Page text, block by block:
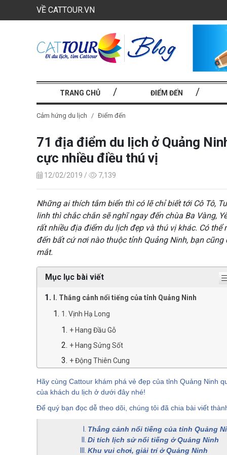
VỀ CATTOUR.VN
TRANG CHỦ ĐIỂM ĐẾN
Cảm hứng du lịch Điểm đến
71 địa điểm du lịch ở Quảng
cực nhiều điều thú vị
12/02/2019 / 7,139
Những ai thích tắm biển thì có lẽ chỉ biết tới Cô Tô,
linh thì chắc chắn sẽ nghĩ ngay đến chùa Ba Vàng,
rất nhiều địa điểm du lịch đẹp và thú vị khác. Có
đến bất cứ nơi nào thuộc tỉnh Quảng Ninh, bạn
mắt.
Mục lục bài viết
I. Thắng cảnh nổi tiếng của tỉnh Quảng Ninh
1. Vịnh Hạ Long
+ Hang Đầu Gỗ
+ Hang Sửng Sốt
+ Động Thiên Cung
+ Hang Trinh Nữ - Hang Trống
+ Động Kim Quy
2. Vịnh Bái Tử Long
+ Quan Lạn
Hãy cùng Cattour khám phá vẻ đẹp của tỉnh Quảng Ninh
của khách du lịch ở dưới đây nhé!
Để quý bạn đọc dễ theo dõi, chúng tôi đã chia bài viết
Thắng cảnh nổi tiếng của tỉnh Quảng
Di tích lịch sử nổi tiếng ở Quảng Ninh
Khu vui chơi, giải trí ở Quảng Ninh